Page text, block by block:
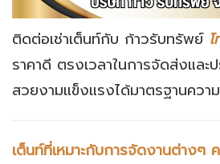
ติดต่อเช่าเต็นท์กับ ก้าวรับทรัพย์
ราคาดี ตรงเวลาในการจัดส่งและ
สวยงามแข็งแรงได้มาตรฐานควา
เต็นท์ที่เหมาะกับการจัดงานต่างๆ